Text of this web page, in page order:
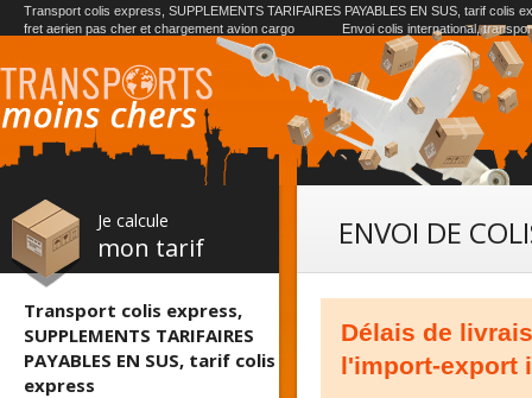
Transport colis express, SUPPLEMENTS TARIFAIRES PAYABLES EN SUS, tarif colis
fret aerien pas cher et chargement avion cargo
Envoi colis international,
Je calcule
mon tarif
Transport colis express,
SUPPLEMENTS TARIFAIRES
PAYABLES EN SUS, tarif colis
express
ENVOI DE
Délais de
l'import-export